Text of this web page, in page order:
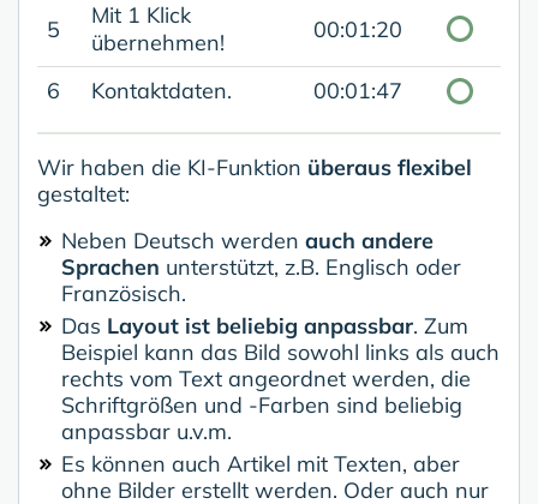
5
Mit 1 Klick
übernehmen!
00:01:20
6 Kontaktdaten. 00:01:47
Wir haben die KI-Funktion überaus flexibel
gestaltet:
Neben Deutsch werden auch andere
Sprachen unterstützt, z.B. Englisch oder
Französisch.
Das Layout ist beliebig anpassbar. Zum
Beispiel kann das Bild sowohl links als auch
rechts vom Text angeordnet werden, die
Schriftgrößen und -Farben sind beliebig
anpassbar u.v.m.
Es können auch Artikel mit Texten, aber
ohne Bilder erstellt werden. Oder auch nur